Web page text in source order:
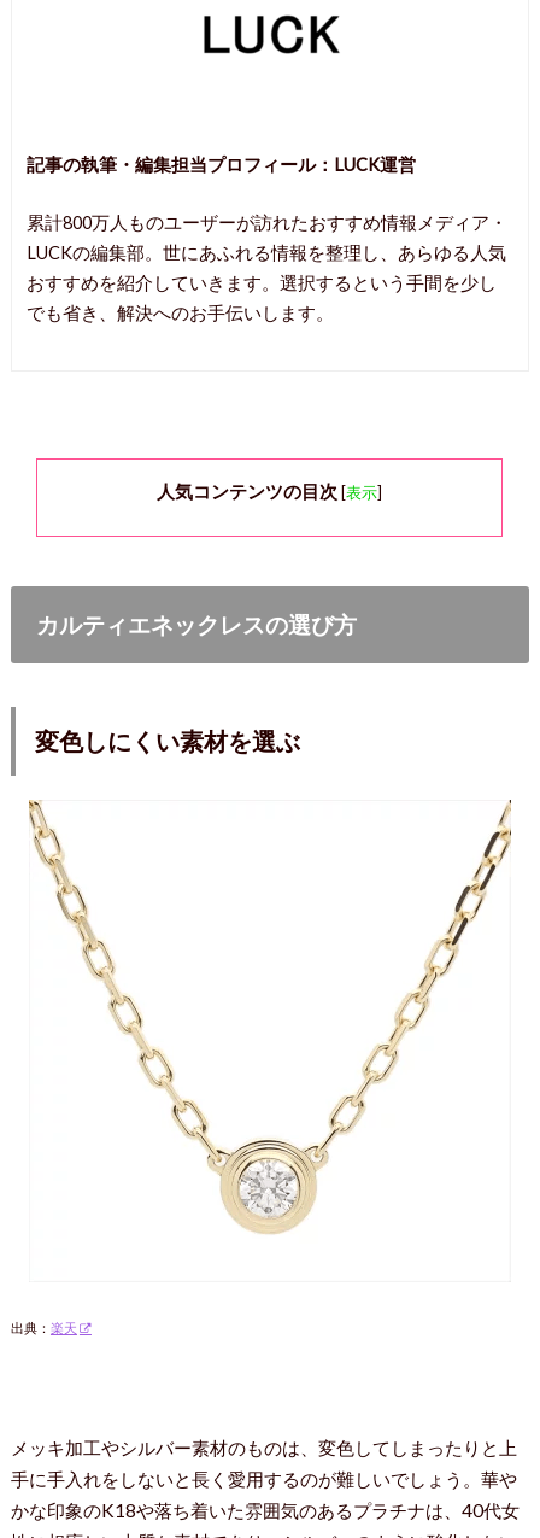
記事の執筆・編集担当プロフィール： LUCK運営
累計800万人ものユーザーが訪れたおすすめ情報メディア・
LUCKの編集部。世にあふれる情報を整理し、あらゆる人気
おすすめを紹介していきます。選択するという手間を少し
でも省き、解決へのお手伝いします。
人気コンテンツの目次 [表示]
カルティエネックレスの選び方
変色しにくい素材を選ぶ
出典： 楽天
メッキ加工やシルバー素材のものは、変色してしまったりと上
手に手入れをしないと長く愛用するのが難しいでしょう。華や
かな印象のK18や落ち着いた雰囲気のあるプラチナは、40代女